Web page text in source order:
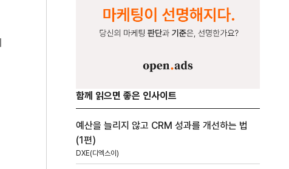
함께 읽으면 좋은 인사이트
예산을 늘리지 않고 CRM 성과를 개선하는 법
(1편)
DXE(디엑스이)